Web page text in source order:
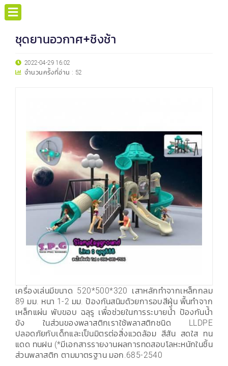
ชุดยานอวกาศ+ชิงช้า
2022-04-29 16:02
จำนวนครั้งที่อ่าน : 52
เครื่องเล่นมีขนาด 520*500*320 เสาหลักทำจากเหล็กกลม
89 มม. หนา 1-2 มม. ป้องกันสนิมด้วยการอบสีฝุ่น พื้นทำจาก
เหล็กแผ่น พับขอบ ฉลุรู เพื่อช่วยในการระบายน้ำ ป้องกันน้ำ
ขัง ในส่วนของพลาสติกเราใช้พลาสติกชนิด LLDPE
ปลอดภัยกับเด็กและเป็นมิตรต่อสิ่งแวดล้อม สีสัน สดใส ทน
แดด ทนฝน (*มีเอกสารรายงานผลการทดสอบโลหะหนักในชิ้น
ส่วนพลาสติก ตามมาตรฐาน มอก.685-2540